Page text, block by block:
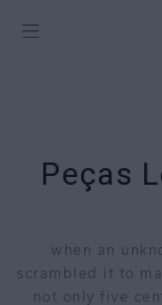
Peças
when an
scrambled it to
not only five